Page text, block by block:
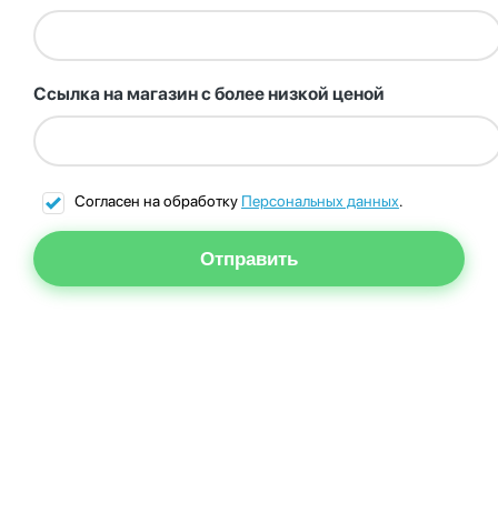
Ссылка на магазин с более низкой ценой
Согласен на обработку Персональных данных.
Отправить